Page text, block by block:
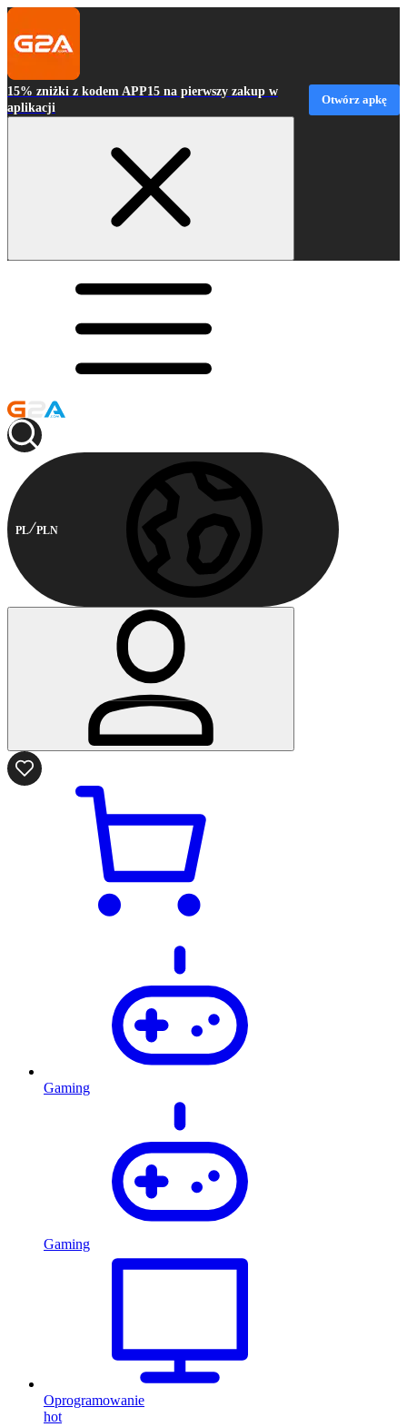
15% zniżki z kodem APP15 na pierwszy zakup w
aplikacji
Otwórz apkę
PL PLN
Gaming
Gaming
Oprogramowanie
hot